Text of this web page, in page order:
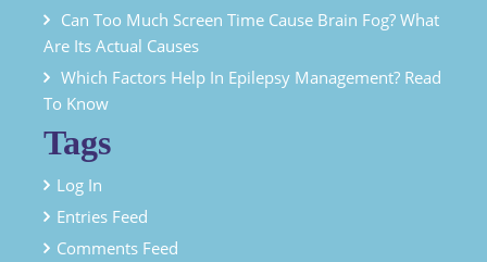
Can Too Much Screen Time Cause Brain Fog? What
Are Its Actual Causes
Which Factors Help In Epilepsy Management? Read
To Know
Tags
Log In
Entries Feed
Comments Feed